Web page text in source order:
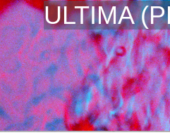
ULTIMA